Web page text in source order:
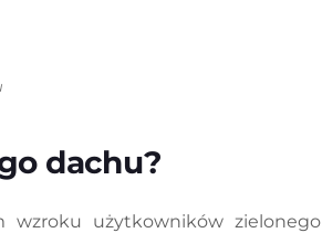
dachu?
wzroku użytkowników zielonego